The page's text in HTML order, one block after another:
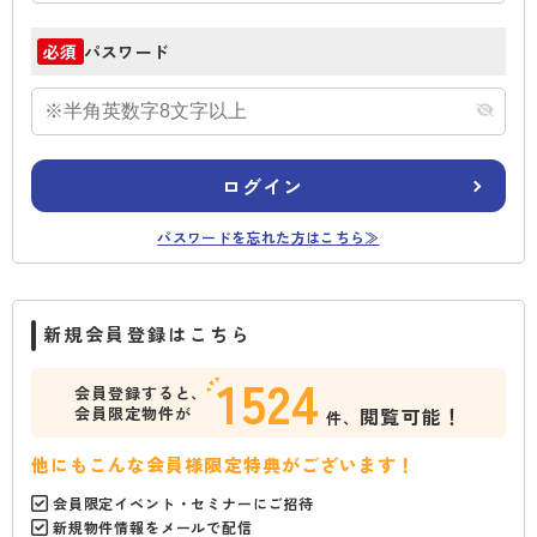
必須 パスワード
ログイン
パスワードを忘れた方はこちら≫
新規会員登録はこちら
会員登録すると、
会員限定物件が
1524 件、 閲覧可能！
他にもこんな会員様限定特典がございます！
会員限定イベント・セミナーにご招待
新規物件情報をメールで配信